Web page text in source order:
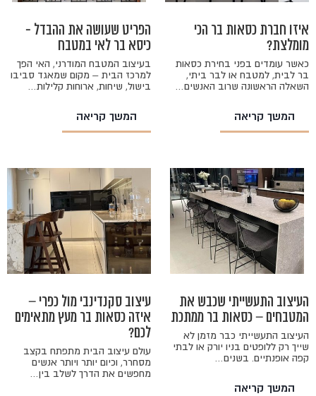
איזו חברת כסאות בר הכי
מומלצת?
כאשר עומדים בפני בחירת כסאות
בר לבית, למטבח או לבר ביתי,
השאלה הראשונה שרוב האנשים…
המשך קריאה
הפריט שעושה את ההבדל -
כיסא בר לאי במטבח
בעיצוב המטבח המודרני, האי הפך
למרכז הבית – מקום שמאגד סביבו
בישול, שיחות, ארוחות קלילות…
המשך קריאה
העיצוב התעשייתי שכבש את
המטבחים – כסאות בר ממתכת
העיצוב התעשייתי כבר מזמן לא
שייך רק ללופטים בניו יורק או לבתי
קפה אופנתיים. בשנים…
המשך קריאה
עיצוב סקנדינבי מול כפרי –
איזה כסאות בר מעץ מתאימים
לכם?
עולם עיצוב הבית מתפתח בקצב
מסחרר, וכיום יותר ויותר אנשים
מחפשים את הדרך לשלב בין…